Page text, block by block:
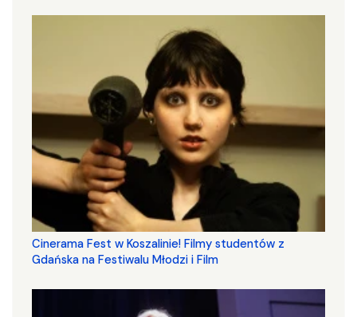
Cinerama Fest w Koszalinie! Filmy studentów z
Gdańska na Festiwalu Młodzi i Film